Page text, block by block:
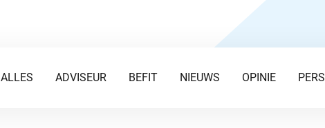
ALLES ADVISEUR BEFIT NIEUWS OPINIE PERS